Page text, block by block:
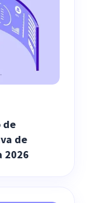
de
de
2026